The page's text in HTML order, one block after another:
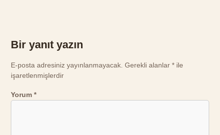
Bir yanıt yazın
E-posta adresiniz yayınlanmayacak. Gerekli alanlar* ile
işaretlenmişlerdir
Yorum*